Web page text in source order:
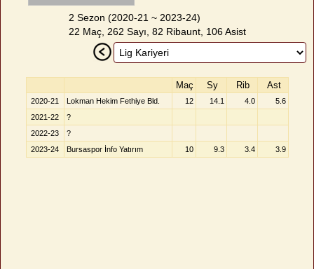
2 Sezon (2020-21 ~ 2023-24)
22 Maç, 262 Sayı, 82 Ribaunt, 106 Asist
Maç Sy Rib Ast
2020-21 Lokman Hekim Fethiye Bld. 12 14.1 4.0
5.6
2021-22
?
2022-23
?
2023-24
Bursaspor İnfo Yatırım 10 9.3 3.4 3.9